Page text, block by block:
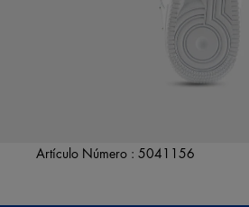
Artículo Número : 5041156